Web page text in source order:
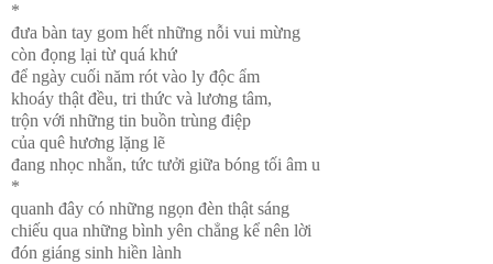
*
đưa bàn tay gom hết những nỗi vui mừng
còn đọng lại từ quá khứ
để ngày cuối năm rót vào ly độc ẩm
khoáy thật đều, tri thức và lương tâm,
trộn với những tin buồn trùng điệp
của quê hương lặng lẽ
đang nhọc nhằn, tức tưởi giữa bóng tối âm u
*
quanh đây có những ngọn đèn thật sáng
chiếu qua những bình yên chẳng kể nên lời
đón giáng sinh hiền lành